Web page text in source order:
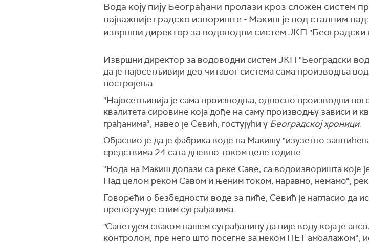
Вода коју пију Београђани пролази кроз сложен систем
најважније градско извориште - Макиш је под сталним
извршни директор за водоводни систем ЈКП "Београдски
Извршни директор за водоводни систем ЈКП "Београдски
да је најосетљивији део читавог система сама производња
постројења.
"Најосетљивија је сама производња, односно производни
квалитета сировине која дође на саму производњу зависи и
грађанима“, навео је Севић, гостујући у Београдској хроници.
Објаснио је да је фабрика воде на Макишу "изузетно
средствима 24 сата дневно током целе године.
"Вода на Макиш долази са реке Саве, са водоизворишта које
Над целом реком Савом и њеним током, наравно, немамо“,
Говорећи о безбедности воде за пиће, Севић је нагласио да
препоручује свим суграђанима.
"Саветујем сваком нашем суграђанину да пије воду која је
контролом, пре него што посегне за неком ПЕТ амбалажом“,